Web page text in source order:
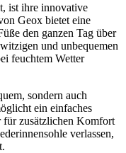
ist ihre innovative
Geox bietet eine
den ganzen Tag über
und unbequemen
feuchtem Wetter
sondern auch
ein einfaches
für zusätzlichen Komfort
verlassen,